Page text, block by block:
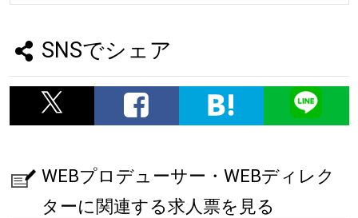
SNSでシェア
WEBプロデューサー・WEBディレク
ターに関連する求人票を見る